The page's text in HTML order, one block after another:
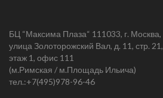
БЦ “Максима Плаза“ 111033, г. Москва,
улица Золоторожский Вал, д. 11, стр. 21,
этаж 1, офис 111
(м.Римская / м.Площадь Ильича)
тел.:+7(495)978-96-46